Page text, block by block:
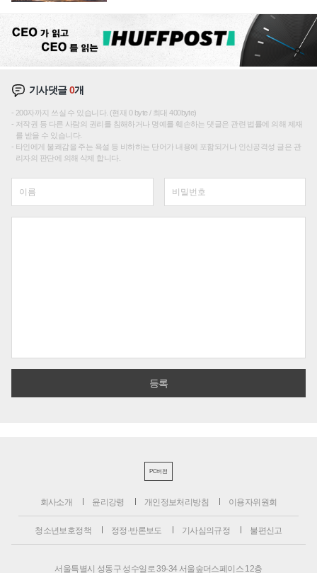
기사댓글0개
200자까지 쓰실 수 있습니다. (현재 0 byte / 최대 400byte)
저작권 등 다른 사람의 권리를 침해하거나 명예를 훼손하는 댓글은 관련 법률에 의해 제재
를 받을 수 있습니다.
타인에게 불쾌감을 주는 욕설 등 비하하는 단어가 내용에 포함되거나 인신공격성 글은 관
리자의 판단에 의해 삭제 합니다.
PC버전
회사소개 윤리강령 개인정보처리방침 이용자위원회
청소년보호정책 정정·반론보도 기사심의규정 불편신고
서울특별시 성동구 성수일로 39-34 서울숲더스페이스 12층